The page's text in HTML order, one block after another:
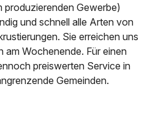
produzierenden Gewerbe)
und schnell alle Arten von
Sie erreichen uns
am Wochenende. Für einen
preiswerten Service in
Gemeinden.